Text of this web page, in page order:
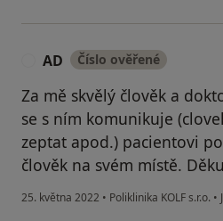
AD Číslo ověřené
Za mě skvělý člověk a
se s ním komunikuje
zeptat apod.) pacientovi
člověk na svém místě.
25. května 2022 • Poliklinika KOLF s.r.o. •